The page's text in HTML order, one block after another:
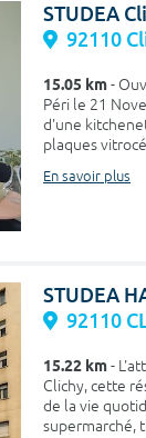
STUDEA
92110
15.05 km-
Péri le 21
d'une
plaques
En savoir plus
STUDEA
92110
15.22 km-
Clichy, cette
de la vie
supermarché,